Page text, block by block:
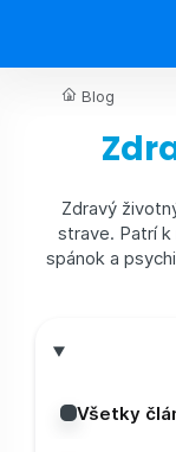
Blog
Zdravý
strave. Patrí
spánok a
Všetky